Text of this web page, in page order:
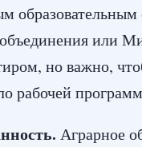
или
но важно,
рабочей
Аграрное